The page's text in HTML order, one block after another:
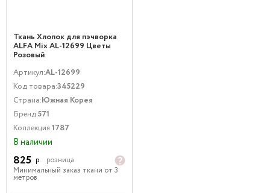
Ткань Хлопок для пэчворка
ALFA Mix AL-12699 Цветы
Розовый
Артикул:AL-12699
Код товара:345229
Страна:Южная Корея
Бренд:571
Коллекция:1787
В наличии
825 р.
розница
Минимальный заказ ткани от 3
метров